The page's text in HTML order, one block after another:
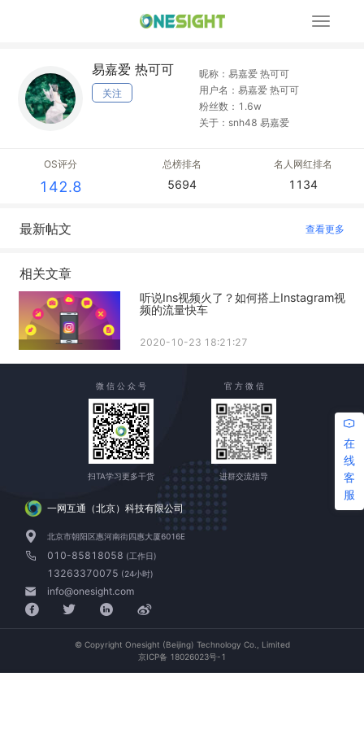
展
易嘉爱 热可可
关注
昵称：易嘉爱 热可可
用户名：易嘉爱 热可可
粉丝数：1.6w
关于：snh48 易嘉爱
OS评分
142.8
总榜排名
5694
名人网红排名
1134
最新帖文 查看更多
相关文章
听说Ins视频火了？如何搭上Instagram视
频的流量快车
2020-10-23 18:21:27
在
线
客
服
一网互通（北京）科技有限公司
北京市朝阳区惠河南街四惠大厦6016E
010-85818058 (工作日)
13263370075 (24小时)
info@onesight.com
微 信 公 众 号
扫TA学习更多干货
官 方 微 信
进群交流指导
© Copyright Onesight (Beijing) Technology Co., Limited
京ICP备 18026023号-1